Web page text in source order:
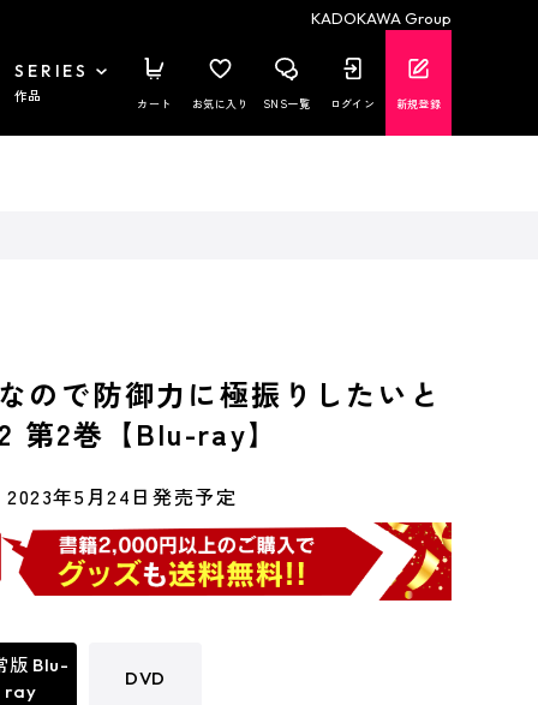
KADOKAWA Group
SERIES
作品 カート お気に入り SNS一覧 ログイン 新規登録
ので防御力に極振りしたいと
第2巻【Blu-ray】
2023年5月24日発売予定
版 Blu-
ray
DVD